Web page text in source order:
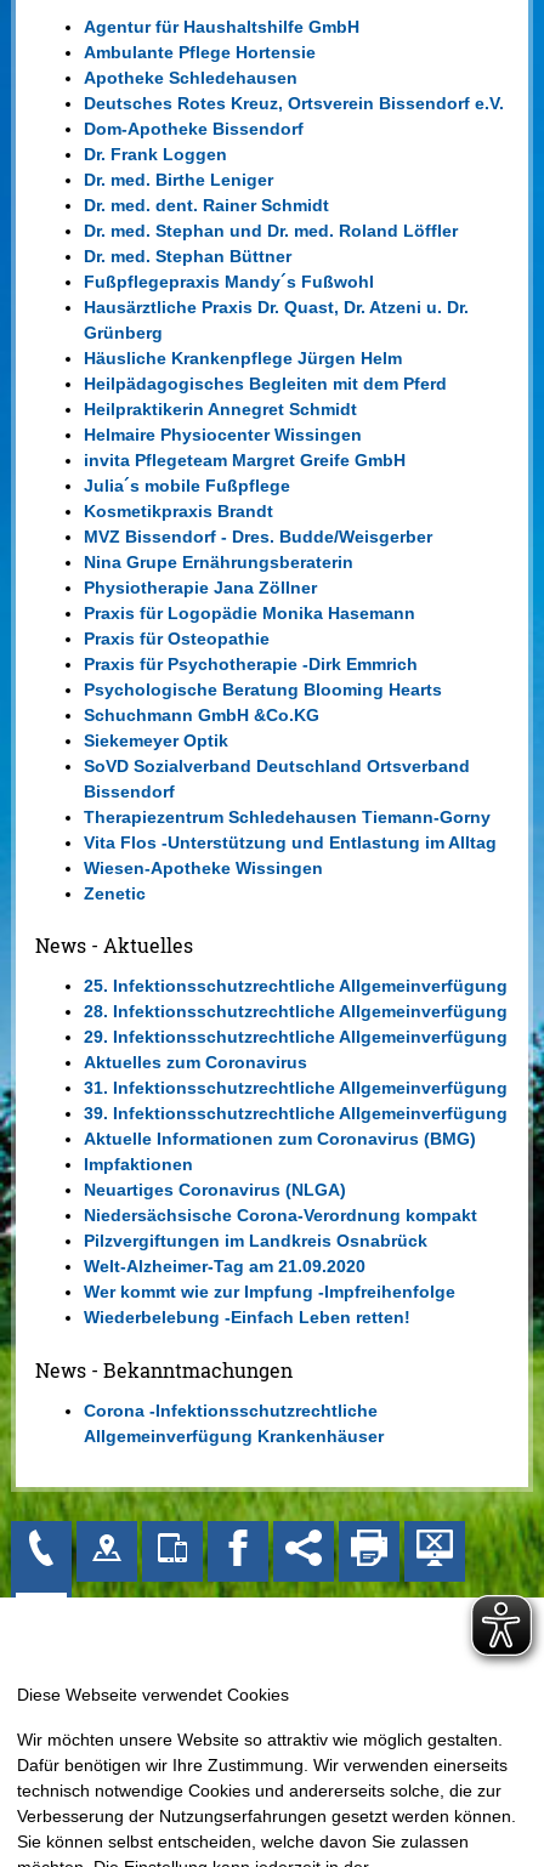
Agentur für Haushaltshilfe GmbH
Ambulante Pflege Hortensie
Apotheke Schledehausen
Deutsches Rotes Kreuz, Ortsverein Bissendorf e.V.
Dom-Apotheke Bissendorf
Dr. Frank Loggen
Dr. med. Birthe Leniger
Dr. med. dent. Rainer Schmidt
Dr. med. Stephan und Dr. med. Roland Löffler
Dr. med. Stephan Büttner
Fußpflegepraxis Mandy´s Fußwohl
Hausärztliche Praxis Dr. Quast, Dr. Atzeni u. Dr.
Grünberg
Häusliche Krankenpflege Jürgen Helm
Heilpädagogisches Begleiten mit dem Pferd
Heilpraktikerin Annegret Schmidt
Helmaire Physiocenter Wissingen
invita Pflegeteam Margret Greife GmbH
Julia´s mobile Fußpflege
Kosmetikpraxis Brandt
MVZ Bissendorf - Dres. Budde/Weisgerber
Nina Grupe Ernährungsberaterin
Physiotherapie Jana Zöllner
Praxis für Logopädie Monika Hasemann
Praxis für Osteopathie
Praxis für Psychotherapie -Dirk Emmrich
Psychologische Beratung Blooming Hearts
Schuchmann GmbH &Co.KG
Siekemeyer Optik
SoVD Sozialverband Deutschland Ortsverband
Bissendorf
Therapiezentrum Schledehausen Tiemann-Gorny
Vita Flos -Unterstützung und Entlastung im Alltag
Wiesen-Apotheke Wissingen
Zenetic
News - Aktuelles
25. Infektionsschutzrechtliche Allgemeinverfügung
28. Infektionsschutzrechtliche Allgemeinverfügung
29. Infektionsschutzrechtliche Allgemeinverfügung
Aktuelles zum Coronavirus
31. Infektionsschutzrechtliche Allgemeinverfügung
39. Infektionsschutzrechtliche Allgemeinverfügung
Aktuelle Informationen zum Coronavirus (BMG)
Impfaktionen
Neuartiges Coronavirus (NLGA)
Niedersächsische Corona-Verordnung kompakt
Pilzvergiftungen im Landkreis Osnabrück
Welt-Alzheimer-Tag am 21.09.2020
Wer kommt wie zur Impfung -Impfreihenfolge
Wiederbelebung -Einfach Leben retten!
News - Bekanntmachungen
Corona -Infektionsschutzrechtliche
Allgemeinverfügung Krankenhäuser
Gemeinde Bissendorf
Kirchplatz 1
49143 Bissendorf
Tel: 05402 404-0
Fax: 05402 404-133
Wir möchten unsere Website so attraktiv wie möglich gestalten.
Dafür benötigen wir Ihre Zustimmung. Wir verwenden einerseits
technisch notwendige Cookies und andererseits solche, die zur
Verbesserung der Nutzungserfahrungen gesetzt werden können.
Sie können selbst entscheiden, welche davon Sie zulassen